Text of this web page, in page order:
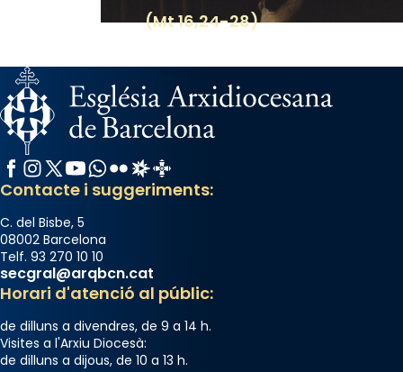
(Mt 16,24-28)
Facebook
Instagram
X / Twitter
YouTube
WhatsApp
FlickrRadio Estel
Catalunya Cristiana
Contacte i suggeriments:
C. del Bisbe, 5
08002 Barcelona
Telf. 93 270 10 10
secgral@arqbcn.cat
Horari d'atenció al públic:
de dilluns a divendres, de 9 a 14 h.
Visites a l'Arxiu Diocesà:
de dilluns a dijous, de 10 a 13 h.